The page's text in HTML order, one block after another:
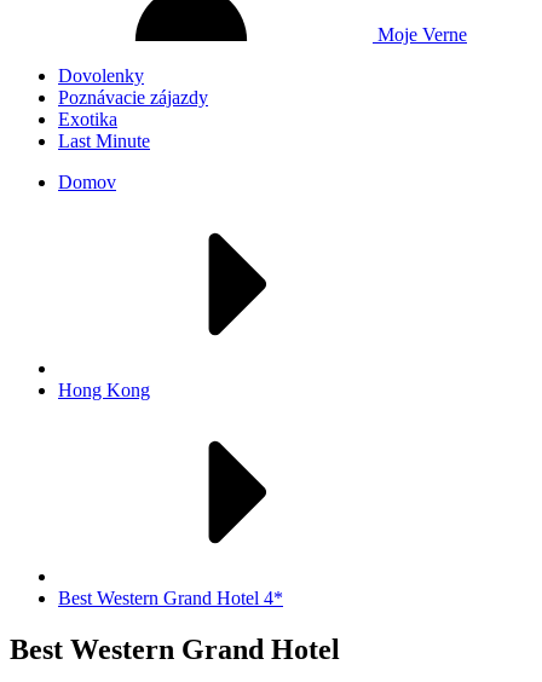
Moje Verne
Dovolenky
Poznávacie zájazdy
Exotika
Last Minute
Domov
Hong Kong
Best Western Grand Hotel 4*
Best Western Grand Hotel